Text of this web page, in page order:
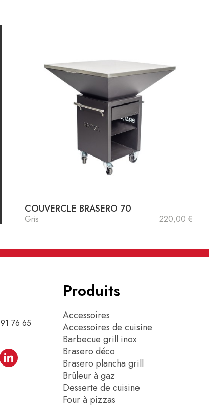
COUVERCLE BRASERO 70
Gris 220,00 €
76 65
Produits
Accessoires
Accessoires de cuisine
Barbecue grill inox
Brasero déco
Brasero plancha grill
Brûleur à gaz
Desserte de cuisine
Four à pizzas